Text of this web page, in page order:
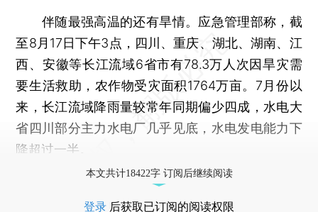
伴随最强高温的还有旱情。应急管理部称，截
至8月17日下午3点，四川、重庆、湖北、湖南、江
西、安徽等长江流域6省市有78.3万人次因旱灾需
要生活救助，农作物受灾面积1764万亩。7月份以
来，长江流域降雨量较常年同期偏少四成，水电大
省四川部分主力水电厂几乎见底，水电发电能力下
降超过一半。
本文共计18422字 订阅后继续阅读
登录 后获取已订阅的阅读权限